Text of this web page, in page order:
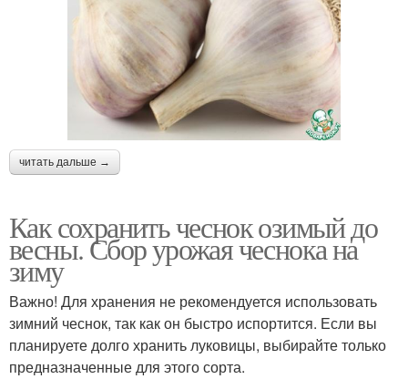
читать дальше →
Как сохранить чеснок озимый до
весны. Сбор урожая чеснока на
зиму
Важно! Для хранения не рекомендуется использовать
зимний чеснок, так как он быстро испортится. Если вы
планируете долго хранить луковицы, выбирайте только
предназначенные для этого сорта.